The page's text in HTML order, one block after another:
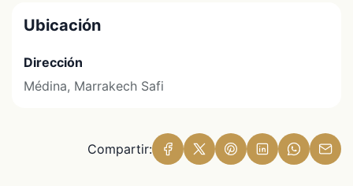
Ubicación
Dirección
Médina, Marrakech Safi
Compartir: